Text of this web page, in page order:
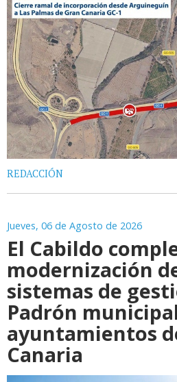
REDACCIÓN
Jueves, 06 de Agosto de 2026
El Cabildo
modernización
sistemas de
Padrón
ayuntamientos
Canaria